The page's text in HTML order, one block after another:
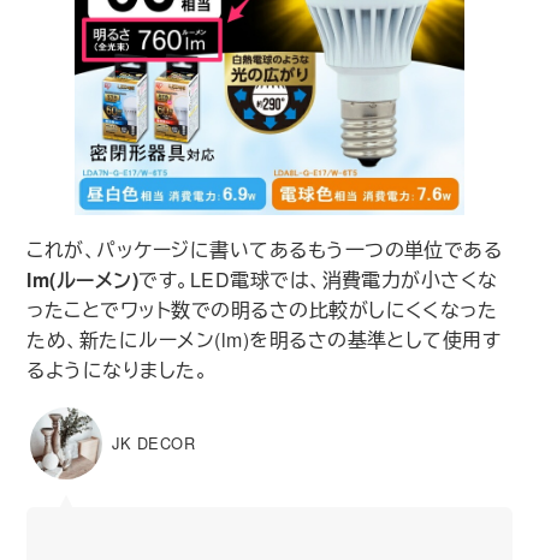
これが、パッケージに書いてあるもう一つの単位である
lm(ルーメン)です。LED電球では、消費電力が小さくな
ったことでワット数での明るさの比較がしにくくなった
ため、新たにルーメン(lm)を明るさの基準として使用す
るようになりました。
JK DECOR